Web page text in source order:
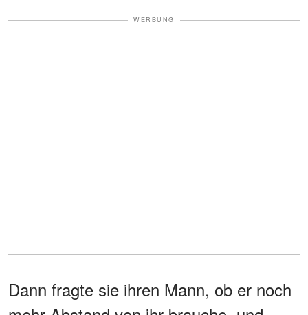
WERBUNG
Dann fragte sie ihren Mann, ob er noch